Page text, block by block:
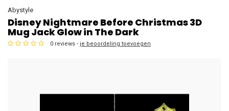
Abystyle
Disney Nightmare Before Christmas 3D
Mug Jack Glow in The Dark
0 reviews - je beoordeling toevoegen